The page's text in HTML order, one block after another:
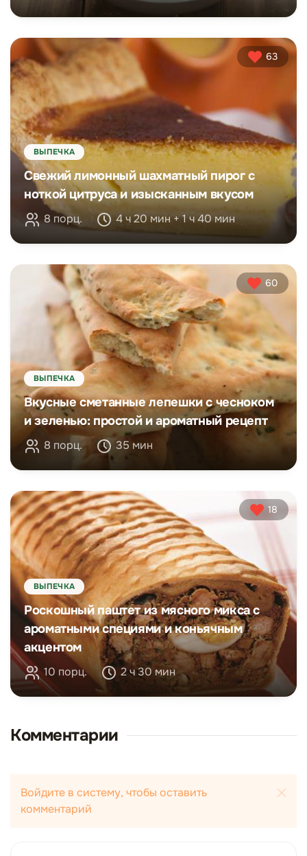
63
ВЫПЕЧКА
Свежий лимонный шахматный пирог с
ноткой цитруса и изысканным вкусом
8 порц. 4 ч 20 мин + 1 ч 40 мин
60
ВЫПЕЧКА
Вкусные сметанные лепешки с чесноком
и зеленью: простой и ароматный рецепт
8 порц. 35 мин
18
ВЫПЕЧКА
Роскошный паштет из мясного микса с
ароматными специями и коньячным
акцентом
10 порц. 2 ч 30 мин
Комментарии
Войдите в систему, чтобы оставить
комментарий